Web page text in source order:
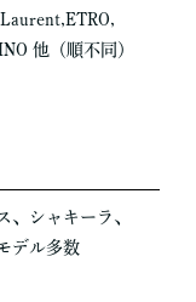
他（順不同）
、シャキーラ、
デル多数